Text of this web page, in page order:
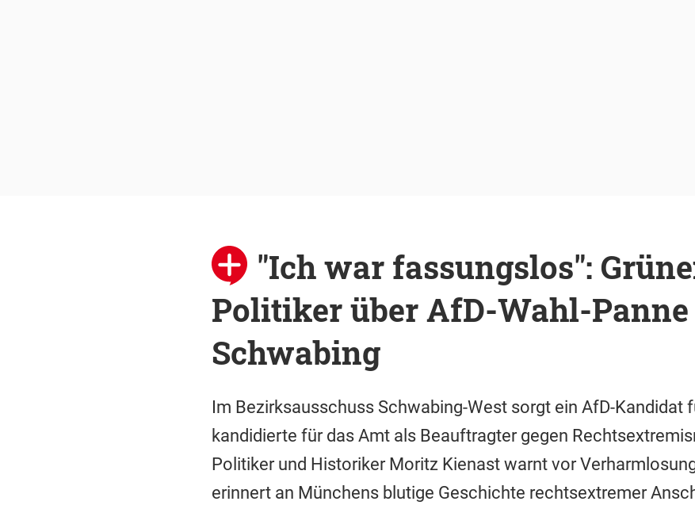
"Ich war fassungslos":
Politiker über AfD-Wahl-
Schwabing
Im Bezirksausschuss Schwabing-West sorgt ein AfD-Kandidat
kandidierte für das Amt als Beauftragter gegen
Politiker und Historiker Moritz Kienast warnt vor
erinnert an Münchens blutige Geschichte rechtsextremer